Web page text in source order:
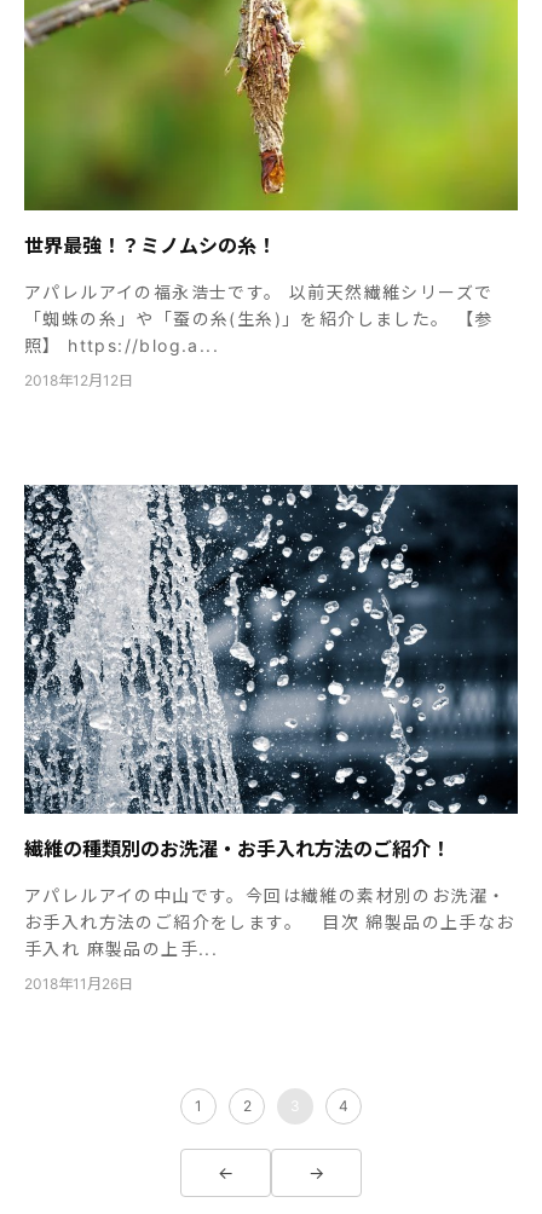
世界最強！？ミノムシの糸！
アパレルアイの福永浩士です。 以前天然繊維シリーズで
「蜘蛛の糸」や「蚕の糸(生糸)」を紹介しました。 【参
照】 https://blog.a...
2018年12月12日
繊維の種類別のお洗濯・お手入れ方法のご紹介！
アパレルアイの中山です。今回は繊維の素材別のお洗濯・
お手入れ方法のご紹介をします。 目次 綿製品の上手なお
手入れ 麻製品の上手...
2018年11月26日
1 2 3 4
← →